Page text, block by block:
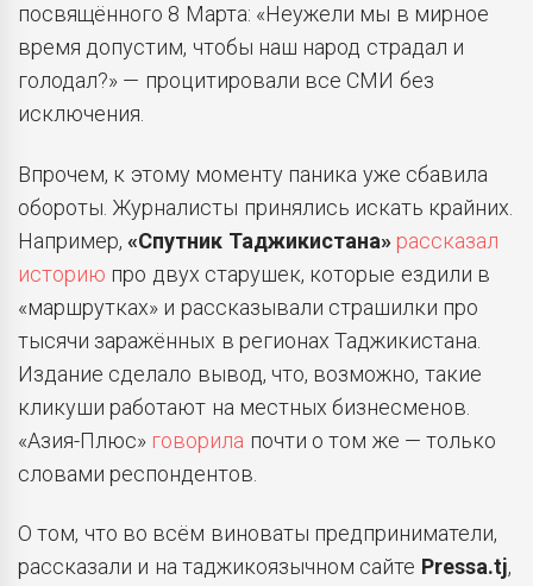
посвящённого 8 Марта: «Неужели мы в мирное
время допустим, чтобы наш народ страдал и
голодал?» — процитировали все СМИ без
исключения.
Впрочем, к этому моменту паника уже сбавила
обороты. Журналисты принялись искать крайних.
Например,«Спутник Таджикистана» рассказал
историю про двух старушек, которые ездили в
«маршрутках» и рассказывали страшилки про
тысячи заражённых в регионах Таджикистана.
Издание сделало вывод, что, возможно, такие
кликуши работают на местных бизнесменов.
«Азия-Плюс» говорила почти о том же — только
словами респондентов.
О том, что во всём виноваты предприниматели,
рассказали и на таджикоязычном сайте Pressa.tj,